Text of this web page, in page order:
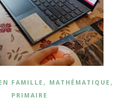
FAMILLE , MATHÉMATIQUE ,
PRIMAIRE